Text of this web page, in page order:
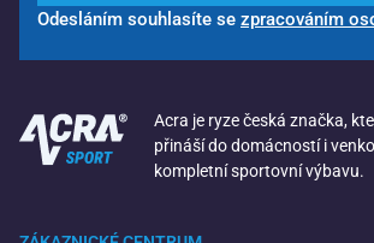
Odesláním souhlasíte se zpracováním
Acra je ryze česká značka,
přináší do domácností i
kompletní sportovní výbavu.